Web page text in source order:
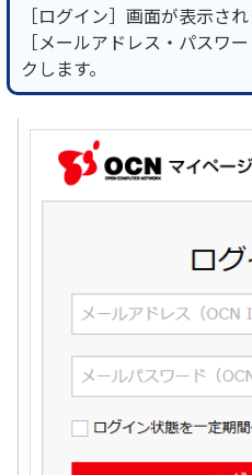
［ログイン］画面が表示され
［メールアドレス・パスワ
クします。